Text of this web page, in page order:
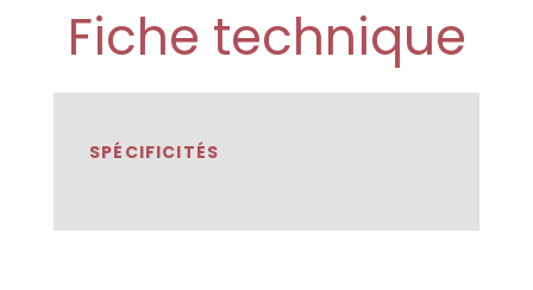
Fiche technique
SPÉCIFICITÉS